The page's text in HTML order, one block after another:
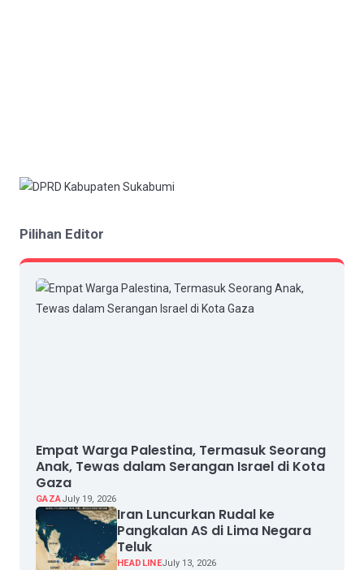
Pilihan Editor
Empat Warga Palestina, Termasuk Seorang
Anak, Tewas dalam Serangan Israel di Kota
Gaza
GAZAJuly 19, 2026
Iran Luncurkan Rudal ke
Pangkalan AS di Lima Negara
Teluk
HEADLINEJuly 13, 2026